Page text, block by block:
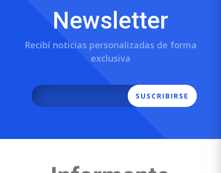
Newsletter
Recibí noticias personalizadas de forma
exclusiva
SUSCRIBIRSE